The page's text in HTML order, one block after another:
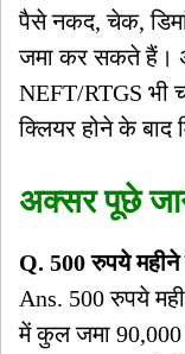
पैसे नकद, चेक,
जमा कर सकते हैं।
NEFT/RTGS भी
क्लियर होने के बाद
अक्सर पूछे
Q. 500 रुपये महीने
Ans. 500 रुपये
में कुल जमा 90,000